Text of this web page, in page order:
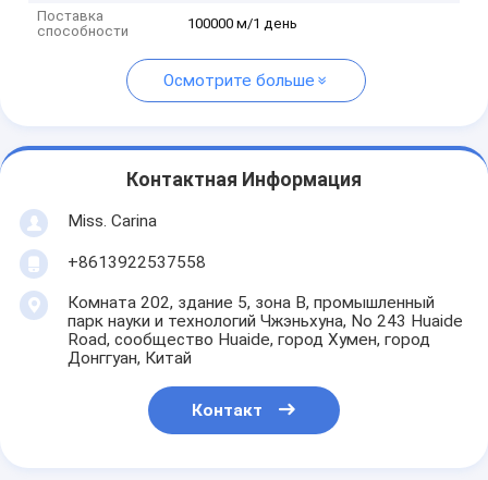
Поставка
способности
100000 м/1 день
Осмотрите больше
Контактная Информация
Miss. Carina
+8613922537558
Комната 202, здание 5, зона B, промышленный
парк науки и технологий Чжэньхуна, No 243 Huaide
Road, сообщество Huaide, город Хумен, город
Донггуан, Китай
Контакт